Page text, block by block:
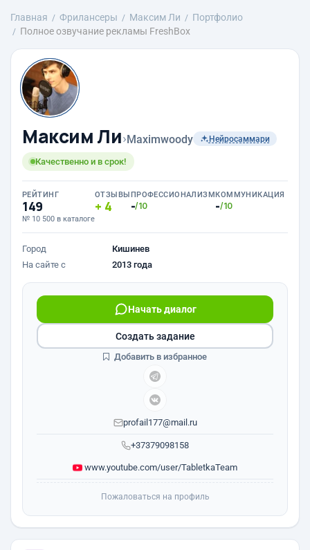
Главная Фрилансеры Максим Ли
Портфолио
Полное озвучание рекламы FreshBox
Максим Ли›Maximwoody Нейросаммари
Качественно и в срок!
РЕЙТИНГ
149
№ 10 500 в каталоге
ОТЗЫВЫ
4
ПРОФЕССИОНАЛИЗМ
-/10
КОММУНИКАЦИЯ
-/10
Город
Кишинев
На сайте с
2013 года
+37379098158
Начать диалог
profail177@mail.ru
www.youtube.com/user/TabletkaTeam
Создать задание
Добавить в избранное
Пожаловаться на профиль